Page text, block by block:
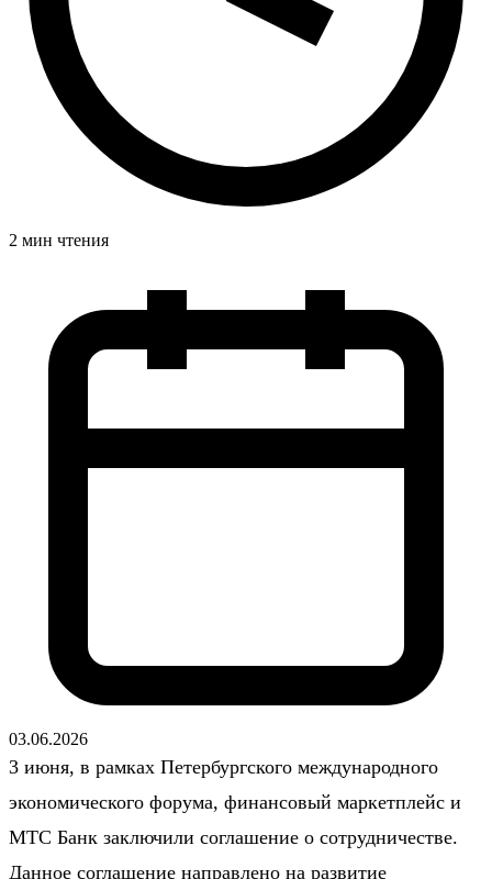
2 мин чтения
03.06.2026
3 июня, в рамках Петербургского международного
экономического форума, финансовый маркетплейс и
МТС Банк заключили соглашение о сотрудничестве.
Данное соглашение направлено на развитие